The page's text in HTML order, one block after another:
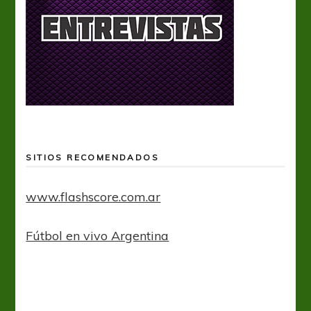
SITIOS RECOMENDADOS
www.flashscore.com.ar
Fútbol en vivo Argentina